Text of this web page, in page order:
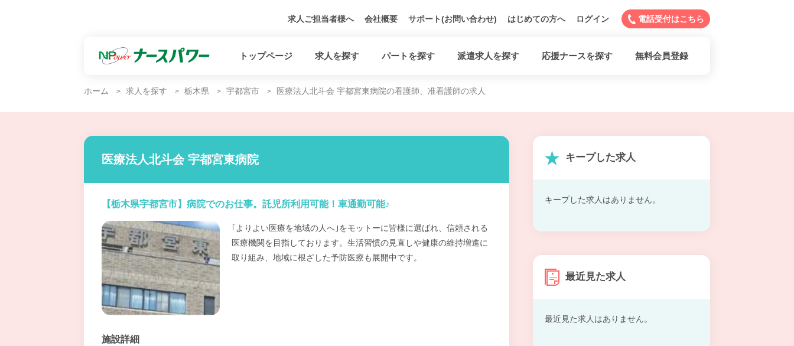
求人ご担当者様へ 会社概要 サポート(お問い合わせ) はじめての方へ ログイン 電話受付はこちら
トップページ 求人を探す パートを探す 派遣求人を探す 応援ナースを探す 無料会員登録
ホーム 求人を探す 栃木県 宇都宮市 医療法人北斗会 宇都宮東病院の看護師、准看護師の求人
医療法人北斗会 宇都宮東病院
【栃木県宇都宮市】病院でのお仕事。託児所利用可能！車通勤可能♪
｢よりよい医療を地域の人へ｣をモットーに皆様に選ばれ、信頼される
医療機関を目指しております。生活習慣の見直しや健康の維持増進に
取り組み、地域に根ざした予防医療も展開中です。
施設詳細
キープした求人
キープした求人はありません。
最近見た求人
最近見た求人はありません。